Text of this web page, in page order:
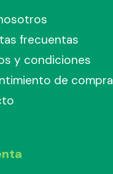
frecuentas
y condiciones
de compra